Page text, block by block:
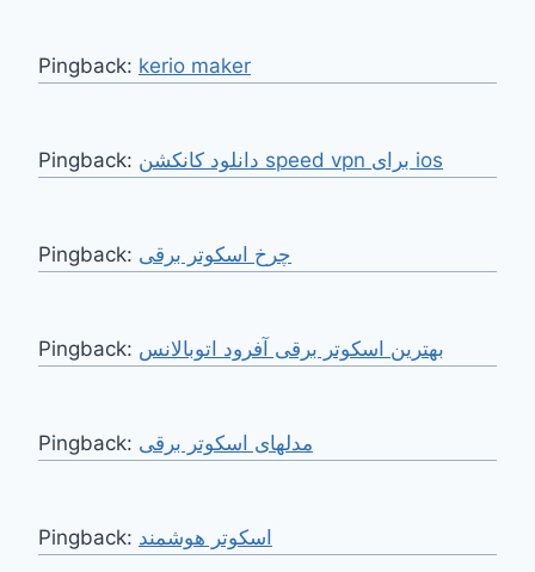
Pingback: kerio maker
Pingback: دانلود کانکشن speed vpn برای ios
Pingback: چرخ اسکوتر برقی
Pingback: بهترین اسکوتر برقی آفرود اتوبالانس
Pingback: مدلهای اسکوتر برقی
Pingback: اسکوتر هوشمند